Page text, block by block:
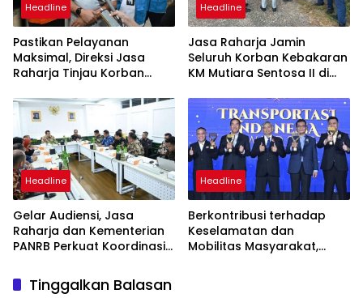
Headline
Pastikan Pelayanan
Maksimal, Direksi Jasa
Raharja Tinjau Korban
Sentosa II
Headline
Jasa Raharja Jamin
Seluruh Korban Kebakaran
KM Mutiara Sentosa II di
Headline
Gelar Audiensi, Jasa
Raharja dan Kementerian
PANRB Perkuat Koordinasi
dan SWDKLLJ
Headline
Berkontribusi terhadap
Keselamatan dan
Mobilitas Masyarakat,
Tinggalkan Balasan